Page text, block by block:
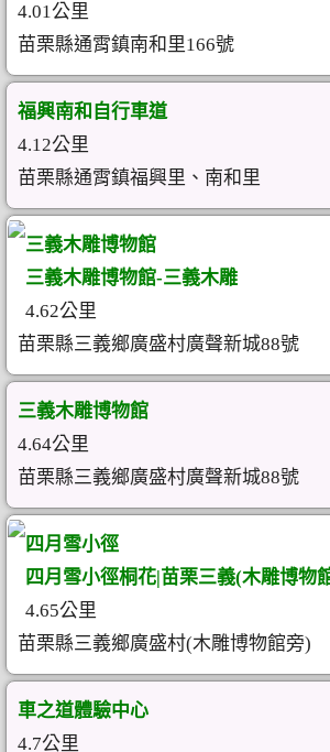
4.01公里
苗栗縣通霄鎮南和里166號
福興南和自行車道
4.12公里
苗栗縣通霄鎮福興里、南和里
三義木雕博物館
三義木雕博物館-三義木雕
4.62公里
苗栗縣三義鄉廣盛村廣聲新城88號
三義木雕博物館
4.64公里
苗栗縣三義鄉廣盛村廣聲新城88號
四月雪小徑
四月雪小徑桐花|苗栗三義(木雕博物
4.65公里
苗栗縣三義鄉廣盛村(木雕博物館旁)
車之道體驗中心
4.7公里